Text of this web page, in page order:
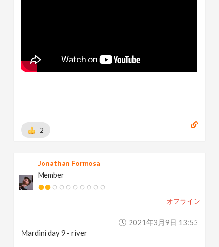
2
Jonathan Formosa
Member
オフライン
2021年3月9日 13:53
Mardini day 9 - river